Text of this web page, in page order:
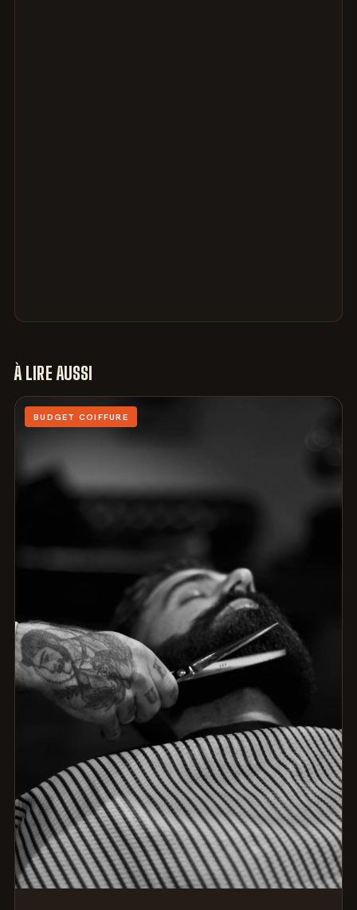
À LIRE AUSSI
BUDGET COIFFURE